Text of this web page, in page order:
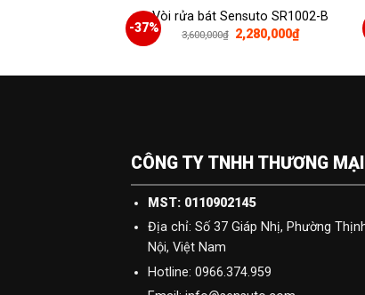
-37%
Vòi rửa bát Sensuto SR1002-B
3,600,000₫ Giá
gốc
2,280,000₫Giá
hiện
CÔNG TY TNHH THƯƠNG
MST: 0110902145
Địa chỉ: Số 37 Giáp Nhị, Phường
Nội, Việt Nam
Hotline: 0966.374.959